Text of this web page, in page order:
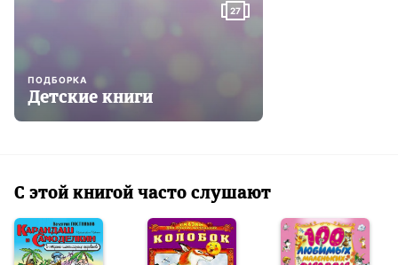
27
ПОДБОРКА
Детские книги
С этой книгой часто слушают